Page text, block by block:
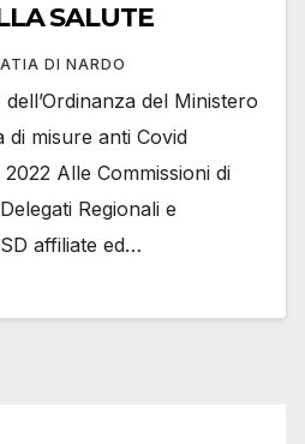
SALUTE
DI NARDO
del Ministero
di misure anti Covid
Alle Commissioni di
Regionali e
affiliate ed…